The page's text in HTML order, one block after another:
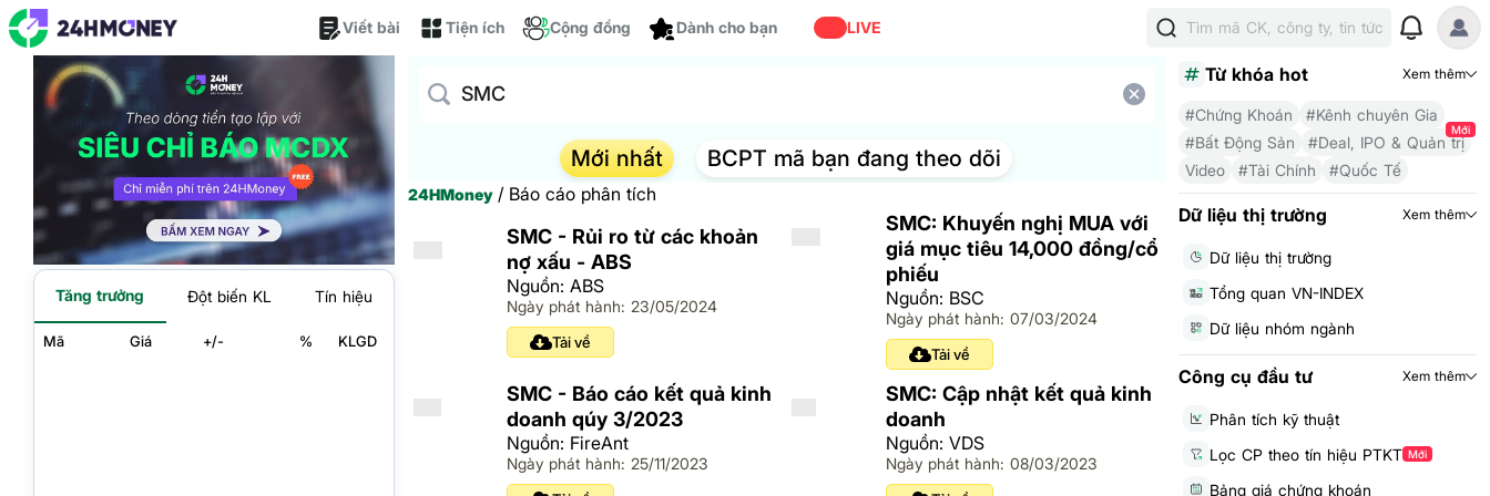
Viết bài Tiện ích Cộng đồng Dành cho bạn LIVE Tìm mã CK, công ty, tin tức
Tăng trưởng Đột biến KL Tín hiệu
Mã Giá +/- % KLGD
Mới nhất BCPT mã bạn đang theo dõi
24HMoney / Báo cáo phân tích
SMC - Rủi ro từ các khoản
nợ xấu - ABS
Nguồn: ABS
Ngày phát hành: 23/05/2024
Tải về
SMC: Khuyến nghị MUA với
giá mục tiêu 14,000 đồng/cổ
phiếu
Nguồn: BSC
Ngày phát hành: 07/03/2024
Tải về
SMC - Báo cáo kết quả kinh
doanh qúy 3/2023
Nguồn: FireAnt
Ngày phát hành: 25/11/2023
SMC: Cập nhật kết quả kinh
doanh
Nguồn: VDS
Ngày phát hành: 08/03/2023
Từ khóa hot Xem thêm
#Chứng Khoán
#Kênh chuyên Gia
#Bất Động Sản
#Deal, IPO & Quản trị
Mới
Video #Tài Chính #Quốc Tế
Dữ liệu thị trường Xem thêm
Dữ liệu thị trường
Tổng quan VN-INDEX
Dữ liệu nhóm ngành
Công cụ đầu tư Xem thêm
Phân tích kỹ thuật
Lọc CP theo tín hiệu PTKT Mới
Bảng giá chứng khoán